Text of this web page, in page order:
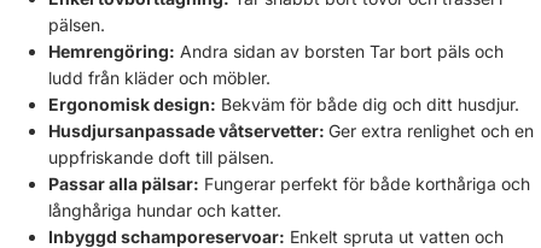
pälsen.
Hemrengöring: Andra sidan av borsten Tar bort päls och
ludd från kläder och möbler.
Ergonomisk design: Bekväm för både dig och ditt husdjur.
Husdjursanpassade våtservetter: Ger extra renlighet och en
uppfriskande doft till pälsen.
Passar alla pälsar: Fungerar perfekt för både korthåriga och
långhåriga hundar och katter.
Inbyggd schamporeservoar: Enkelt spruta ut vatten och